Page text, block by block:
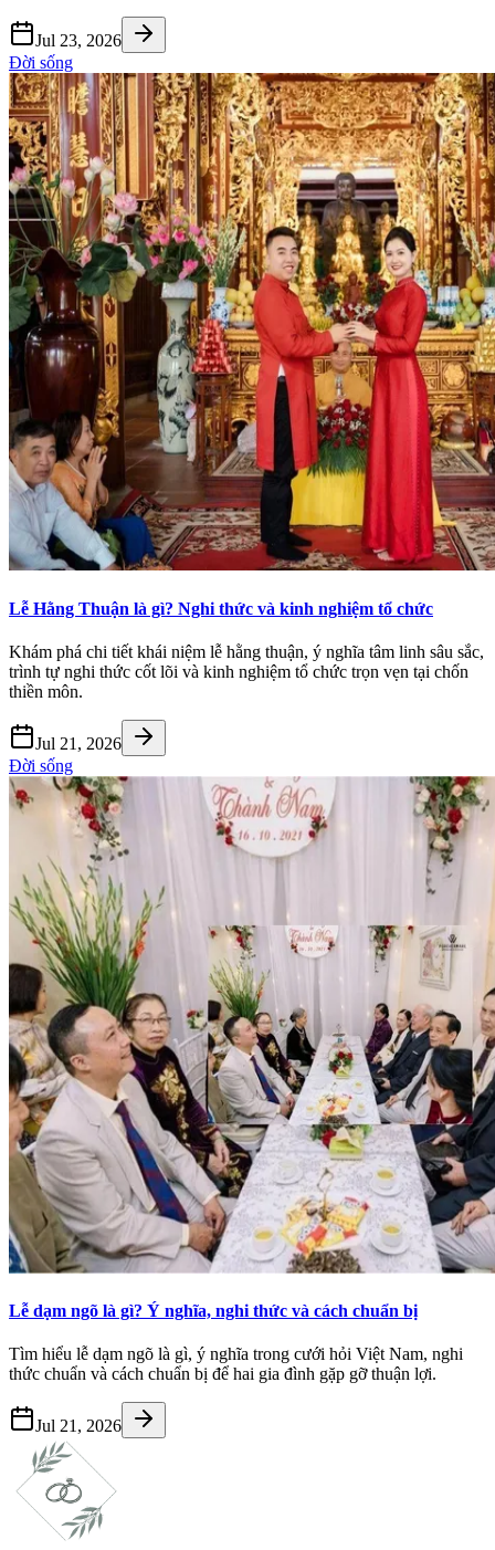
Jul 23, 2026
Đời sống
Lễ Hằng Thuận là gì? Nghi thức và kinh nghiệm tổ chức
Khám phá chi tiết khái niệm lễ hằng thuận, ý nghĩa tâm linh sâu sắc,
trình tự nghi thức cốt lõi và kinh nghiệm tổ chức trọn vẹn tại chốn
thiền môn.
Jul 21, 2026
Đời sống
Lễ dạm ngõ là gì? Ý nghĩa, nghi thức và cách chuẩn bị
Tìm hiểu lễ dạm ngõ là gì, ý nghĩa trong cưới hỏi Việt Nam, nghi
thức chuẩn và cách chuẩn bị để hai gia đình gặp gỡ thuận lợi.
Jul 21, 2026